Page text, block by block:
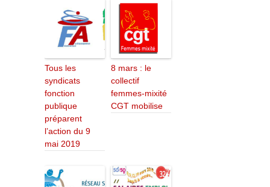
Tous les
syndicats
fonction
publique
préparent
l’action du 9
mai 2019
8 mars : le
collectif
femmes-mixité
CGT mobilise